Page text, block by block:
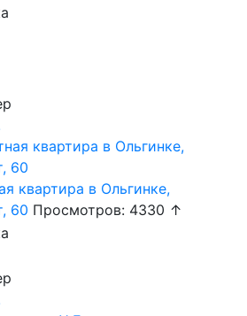
квартира в Ольгинке,
60 Просмотров: 4330 ↑